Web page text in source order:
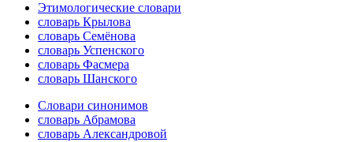
Этимологические словари
словарь Крылова
словарь Семёнова
словарь Успенского
словарь Фасмера
словарь Шанского
Словари синонимов
словарь Абрамова
словарь Александровой